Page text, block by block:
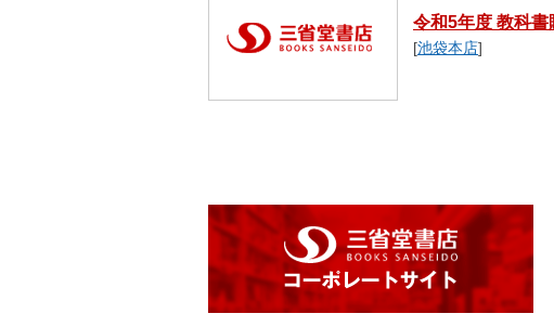
令和5年度 教科
[池袋本店]